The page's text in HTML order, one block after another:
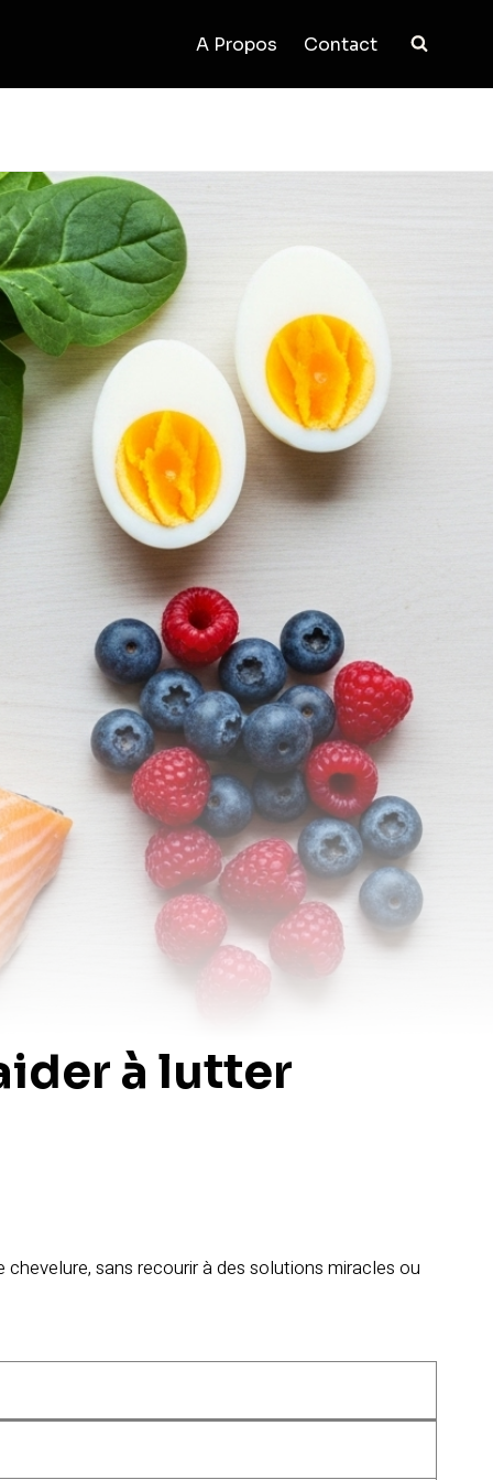
A Propos Contact
à lutter
sans recourir à des solutions miracles ou